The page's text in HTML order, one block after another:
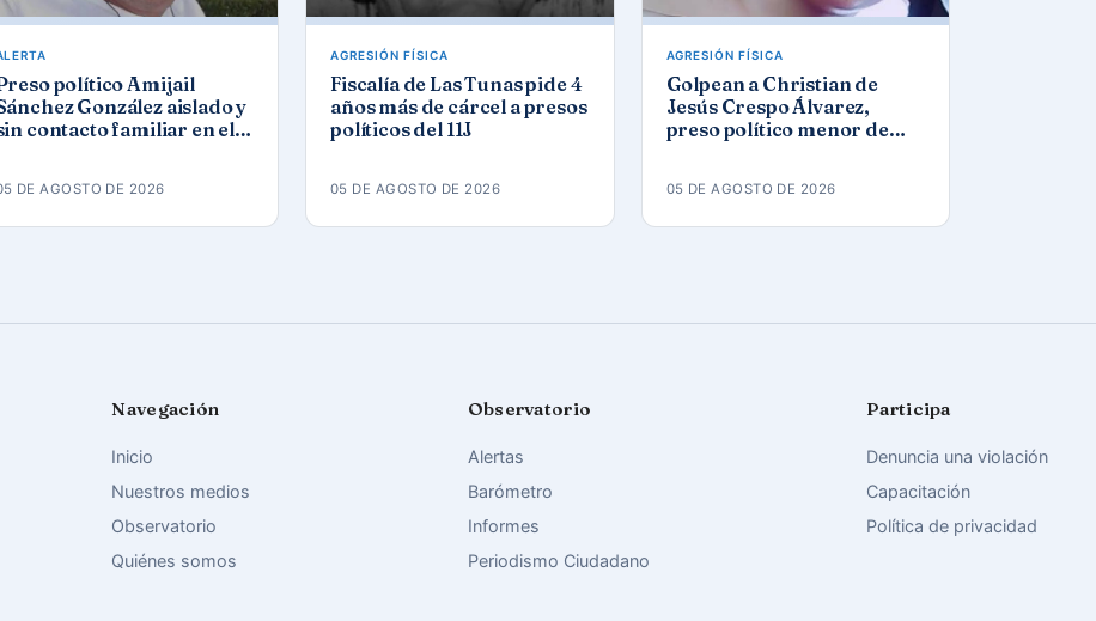
político Amijail
González aislado y
contacto familiar en el
DE AGOSTO DE 2026
AGRESIÓN FÍSICA
Fiscalía de Las Tunas pide 4
años más de cárcel a presos
políticos del 11J
05 DE AGOSTO DE 2026
AGRESIÓN FÍSICA
Golpean a Christian de
Jesús Crespo Álvarez,
preso político menor de
05 DE AGOSTO DE 2026
Navegación
Inicio
Nuestros medios
Observatorio
Quiénes somos
Observatorio
Alertas
Barómetro
Informes
Periodismo Ciudadano
Participa
Denuncia una violación
Capacitación
Política de privacidad